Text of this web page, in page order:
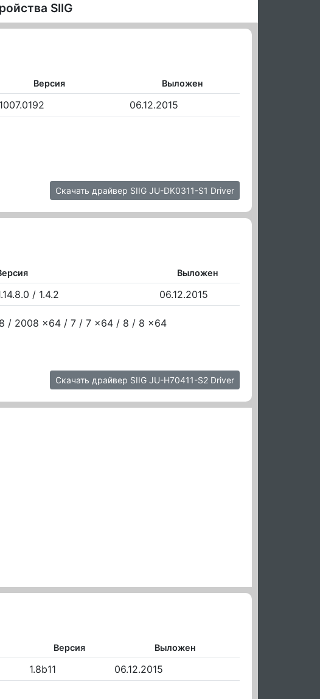
SIIG
Версия Выложен
06.12.2015
Скачать драйвер SIIG JU-DK0311-S1 Driver
Выложен
/ 1.4.2 06.12.2015
/ 2008 x64 / 7 / 7 x64 / 8 / 8 x64
Скачать драйвер SIIG JU-H70411-S2 Driver
Версия Выложен
1.8b11 06.12.2015